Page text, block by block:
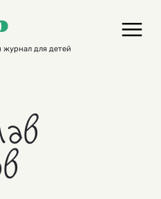
для детей